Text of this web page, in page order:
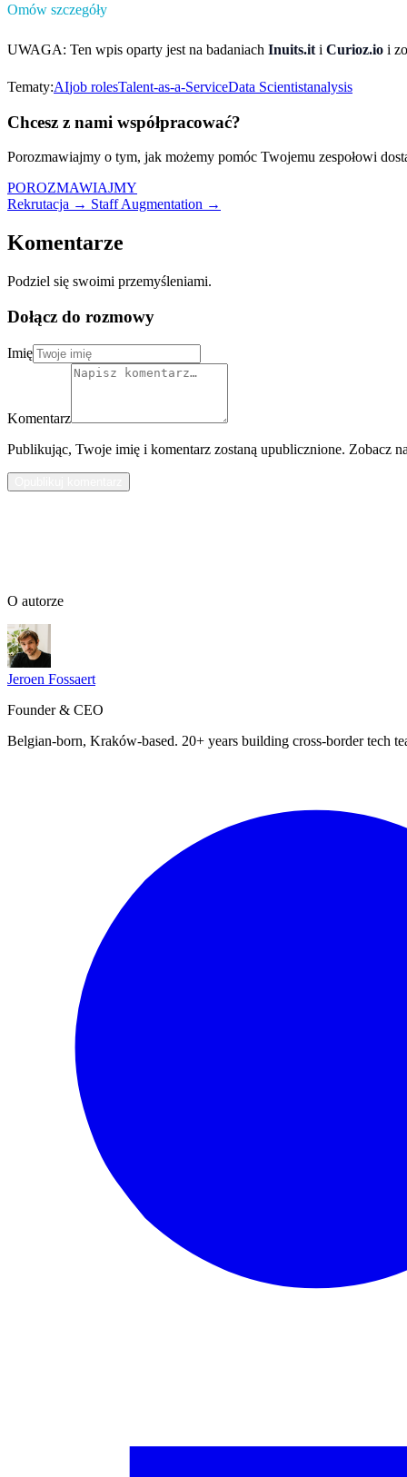
Omów szczegóły
UWAGA: Ten wpis oparty jest na badaniach Inuits.it i Curioz.io i
Tematy:AIjob rolesTalent-as-a-ServiceData Scientistanalysis
Chcesz z nami współpracować?
Porozmawiajmy o tym, jak możemy pomóc Twojemu zespołowi
POROZMAWIAJMY
Rekrutacja → Staff Augmentation →
Komentarze
Podziel się swoimi przemyśleniami.
Dołącz do rozmowy
Imię
Komentarz
Publikując, Twoje imię i komentarz zostaną upublicznione. Zobacz
O autorze
Jeroen Fossaert
Founder & CEO
Belgian-born, Kraków-based. 20+ years building cross-border tech